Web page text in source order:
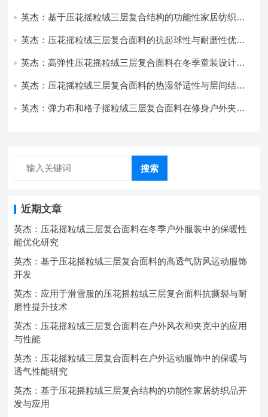
英杰：基于压花摇粒绒三层复合结构的功能性家居纺织品
英杰：压花摇粒绒三层复合面料的抗起球性与耐磨性优化
英杰：高弹性压花摇粒绒三层复合面料在冬季童装设计中
英杰：压花摇粒绒三层复合面料的热湿舒适性与层间结合
英杰：弹力布和格子摇粒绒三层复合面料在修身户外夹克
搜索
近期文章
英杰：压花摇粒绒三层复合面料在冬季户外服装中的保暖性
能优化研究
英杰：基于压花摇粒绒三层复合面料的高透气防风运动服饰
开发
英杰：应用于滑雪服的压花摇粒绒三层复合面料抗撕裂与耐
磨性提升技术
英杰：压花摇粒绒三层复合面料在户外风衣和夹克中的应用
与性能
英杰：压花摇粒绒三层复合面料在户外运动服饰中的保暖与
透气性能研究
英杰：基于压花摇粒绒三层复合结构的功能性家居纺织品开
发与应用